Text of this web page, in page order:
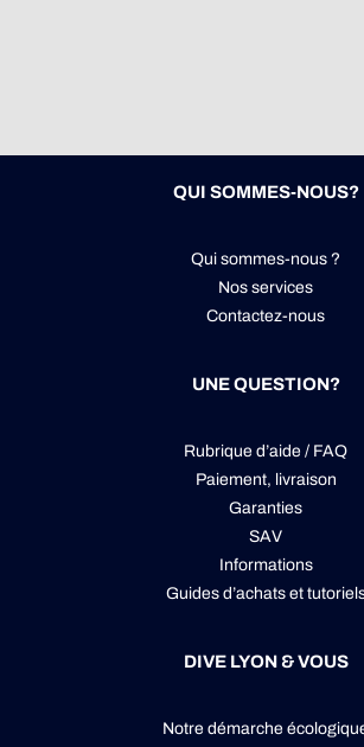
QUI SOMMES-NOUS?
Qui sommes-nous ?
Nos services
Contactez-nous
UNE QUESTION?
Rubrique d’aide / FAQ
Paiement, livraison
Garanties
SAV
Informations
Guides d’achats et
DIVE LYON & VOUS
Notre démarche